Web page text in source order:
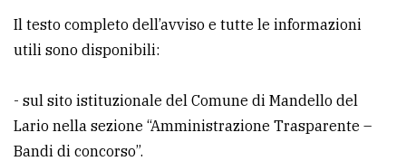
policy
Il testo completo dell’avviso e tutte le informazioni
utili sono disponibili:
- sul sito istituzionale del Comune di Mandello del
Lario nella sezione “Amministrazione Trasparente –
Bandi di concorso”.